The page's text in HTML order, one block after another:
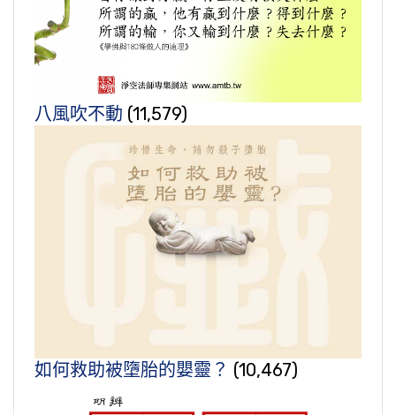
八風吹不動 (11,579)
如何救助被墮胎的嬰靈？ (10,467)